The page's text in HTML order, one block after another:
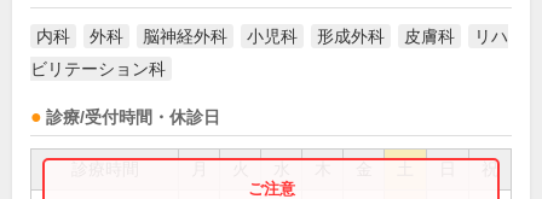
内科 外科 脳神経外科 小児科 形成外科 皮膚科
リハ
ビリテーション科
診療/受付時間・休診日
祝